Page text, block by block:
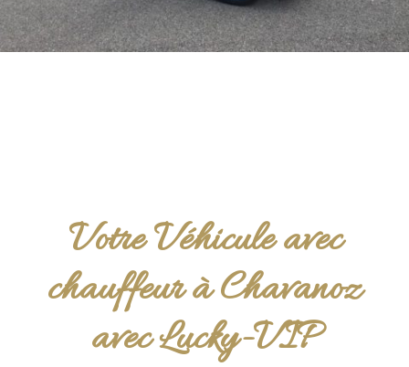
Votre Véhicule avec
chauffeur à Chavanoz
avec Lucky-VIP